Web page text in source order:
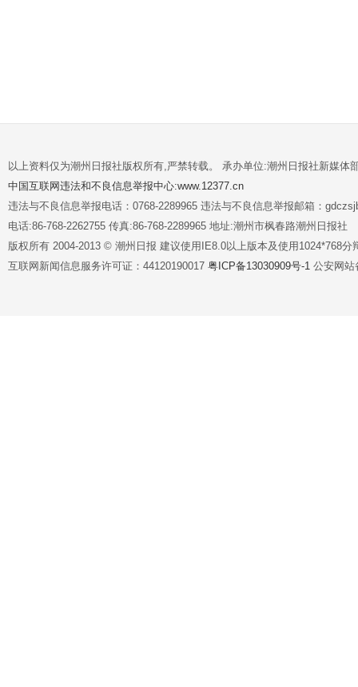
以上资料仅为潮州日报社版权所有,严禁转载。 承办单位:潮州日报社新媒体
中国互联网违法和不良信息举报中心:www.12377.cn
违法与不良信息举报电话：0768-2289965 违法与不良信息举报邮箱：
电话:86-768-2262755 传真:86-768-2289965 地址:潮州市枫春路潮州日报社
版权所有 2004-2013 © 潮州日报 建议使用IE8.0以上版本及使用1024*768分
互联网新闻信息服务许可证：44120190017 粤ICP备13030909号-1 公安网站